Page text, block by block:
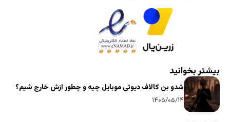
بیشتر بخوانید
شدو بن کالاف دیوتی موبایل چیه و چطور ازش خارج شیم؟
۱۴۰۵/۰۵/۱۴